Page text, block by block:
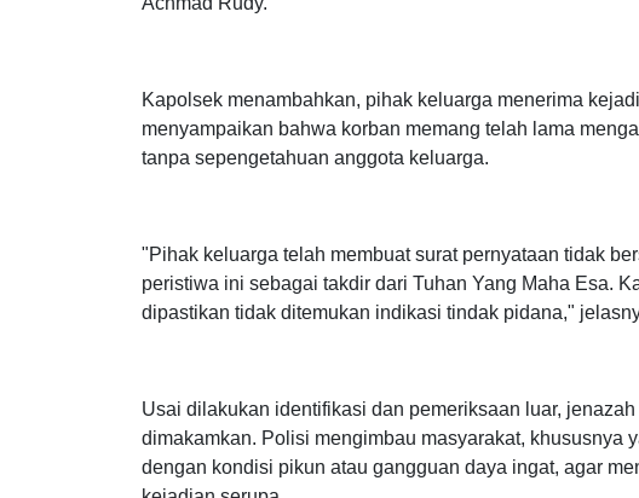
"Hasil pemeriksaan petugas medis dari Puskesmas
Kapolsek menambahkan, pihak keluarga menerima
"Pihak keluarga telah membuat surat pernyataan tidak
Usai dilakukan identifikasi dan pemeriksaan luar,